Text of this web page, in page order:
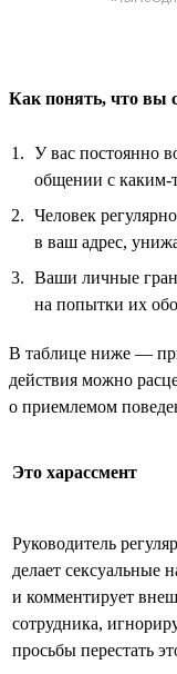
Как понять, что вы
У вас постоянно
общении с каким-
Человек
в ваш адрес,
Ваши личные
на попытки их
В таблице ниже —
действия можно
о приемлемом
Это харассмент
Руководитель
делает сексуальные
и комментирует
сотрудника,
просьбы перестать